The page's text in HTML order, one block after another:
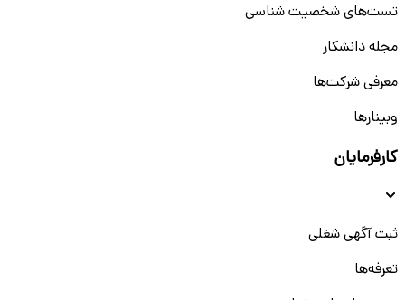
تست‌های شخصیت شناسی
مجله دانشکار
معرفی شرکت‌ها
وبینار‌‌ها
کارفرمایان
ثبت آگهی شغلی
تعرفه‌ها